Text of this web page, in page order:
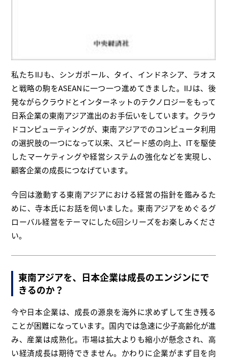
私たちIIJも、シンガポール、タイ、インドネシア、ラオス
と戦略の駒をASEANに一つ一つ進めてきました。IIJは、後
発ながらクラウドとインターネットのテクノロジーをもって
日系企業の東南アジア進出のお手伝いをしています。クラウ
ドコンピューティングが、東南アジアでのコンピュータ利用
の選択肢の一つになって以来、スピード感の向上、ITを駆使
したマーケティングや経営システムの強化などを実現し、
顧客企業の成長につなげています。
今回は激動する東南アジアにおける経営の指針を鑑みるた
めに、寺本氏にお話を伺いました。東南アジアをめぐるグ
ローバル経営をテーマにした6回シリーズをお楽しみくださ
い。
東南アジアを、日本企業は成長のエンジンにで
きるのか？
今や日本企業は、成長の源泉を海外に求めずして生き残る
ことが困難になっています。国内では急速に少子高齢化が進
み、産業は成熟化。市場は拡大よりも縮小が懸念され、高
い経済成長は期待できません。かわりに企業がまず目を向